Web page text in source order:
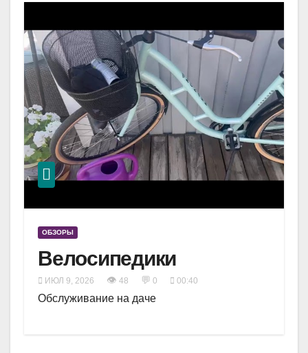
ОБЗОРЫ
Велосипедики
ИЮЛ 9, 2026 👁 48 💬 0 00:40
Обслуживание на даче